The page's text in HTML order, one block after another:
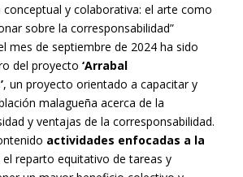
conceptual y colaborativa: el arte como
sobre la corresponsabilidad”
mes de septiembre de 2024 ha sido
del proyecto ‘Arrabal
, un proyecto orientado a capacitar y
malagueña acerca de la
y ventajas de la corresponsabilidad.
actividades enfocadas a la
el reparto equitativo de tareas y